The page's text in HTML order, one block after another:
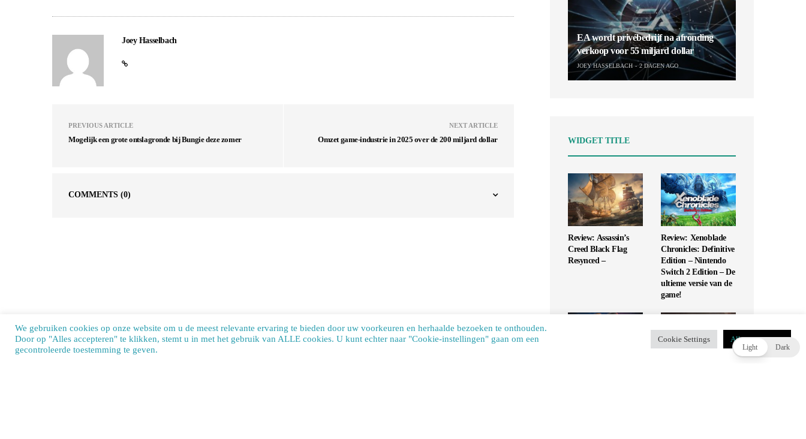
Joey Hasselbach
PREVIOUS ARTICLE
Mogelijk een grote ontslagronde bij Bungie deze zomer
NEXT ARTICLE
Omzet game-industrie in 2025 over de 200 miljard dollar
COMMENTS (0)
EA wordt privébedrijf na afronding
verkoop voor 55 miljard dollar
JOEY HASSELBACH 2 DAGEN AGO
WIDGET TITLE
Review: Assassin’s
Creed Black Flag
Resynced –
Review: Xenoblade
Chronicles: Definitive
Edition – Nintendo
Switch 2 Edition – De
ultieme versie van de
game!
We gebruiken cookies op onze website om u de meest relevante ervaring te bieden door uw voorkeuren en herhaalde bezoeken te onthouden.
Door op "Alles accepteren" te klikken, stemt u in met het gebruik van ALLE cookies. U kunt echter naar "Cookie-instellingen" gaan om een ​​
gecontroleerde toestemming te geven.
Cookie Settings Alles accepteren
Light Dark
Our site uses cookies. Learn more about our use of cookies:cookie policy ACCEPT